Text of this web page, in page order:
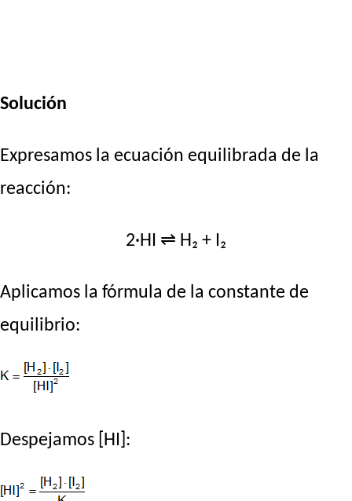
Solución
Expresamos la ecuación equilibrada de la
reacción:
2·HI ⇌ H₂ + I₂
Aplicamos la fórmula de la constante de
equilibrio:
Despejamos [HI]: